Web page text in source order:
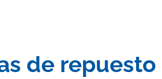
de repuesto